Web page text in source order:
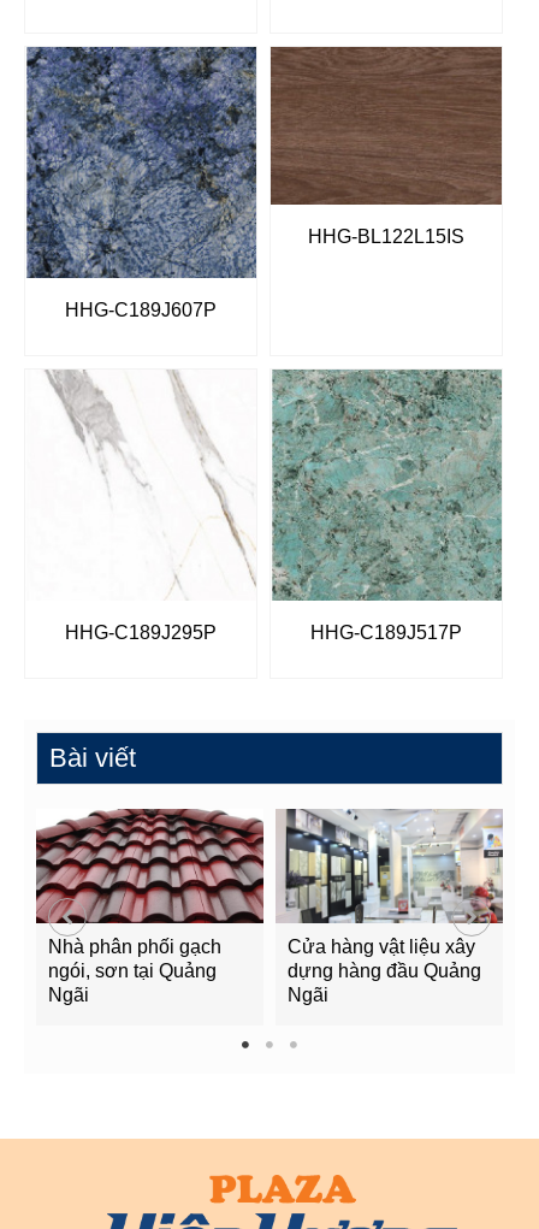
HHG-C189J607P
HHG-BL122L15IS
HHG-C189J295P HHG-C189J517P
Bài viết
Nhà phân phối gạch
ngói, sơn tại Quảng
Ngãi
Cửa hàng vật liệu xây
dựng hàng đầu Quảng
Ngãi
1 2 3